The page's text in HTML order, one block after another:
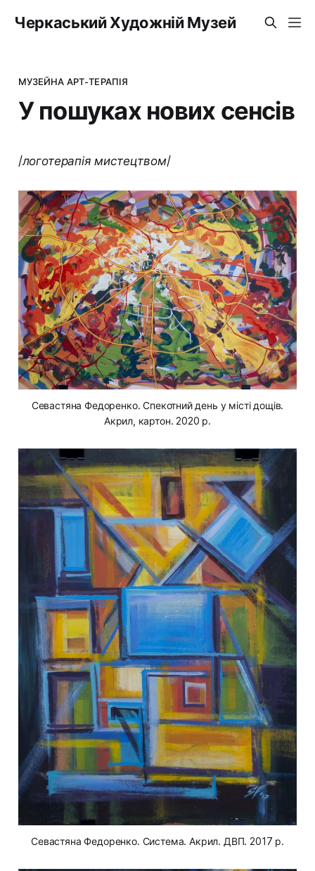
Черкаський Художній Музей
МУЗЕЙНА АРТ-ТЕРАПІЯ
У пошуках нових сенсів
/логотерапія мистецтвом/
Севастяна Федоренко. Спекотний день у місті дощів.
Акрил, картон. 2020 р.
Севастяна Федоренко. Система. Акрил. ДВП. 2017 р.